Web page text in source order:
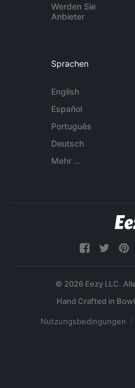
Werden Sie
Anbieter
Sprachen
English
Español
Português
Deutsch
Mehr ...
© 2026 Eezy LLC.
Nutzungsbedingungen